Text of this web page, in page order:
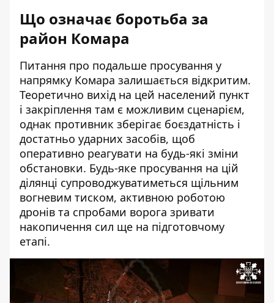
Що означає боротьба за
район Комара
Питання про подальше просування у
напрямку Комара залишається відкритим.
Теоретично вихід на цей населений пункт
і закріплення там є можливим сценарієм,
однак противник зберігає боєздатність і
достатньо ударних засобів, щоб
оперативно реагувати на будь-які зміни
обстановки. Будь-яке просування на цій
ділянці супроводжуватиметься щільним
вогневим тиском, активною роботою
дронів та спробами ворога зривати
накопичення сил ще на підготовчому
етапі.